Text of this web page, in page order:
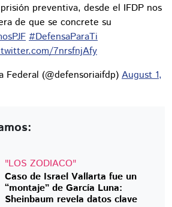
preventiva, desde el IFDP nos
de que se concrete su
#DefensaParaTi
7nrsfnjAfy
(@defensoriaifdp) August 1,
"LOS ZODIACO"
Caso de Israel Vallarta fue un
“montaje” de García Luna:
Sheinbaum revela datos clave